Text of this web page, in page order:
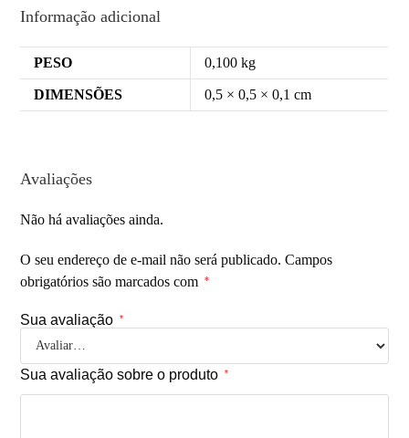
Informação adicional
PESO 0,100 kg
DIMENSÕES 0,5 × 0,5 × 0,1 cm
Avaliações
Não há avaliações ainda.
O seu endereço de e-mail não será publicado. Campos
obrigatórios são marcados com
*
Sua avaliação *
Sua avaliação sobre o produto *